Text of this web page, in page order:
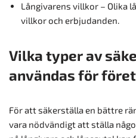
Långivarens villkor – Olika
villkor och erbjudanden.
Vilka typer av
användas för
För att säkerställa en bättre
vara nödvändigt att ställa